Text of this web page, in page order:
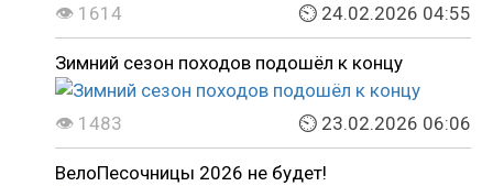
👁 1614 ⏲ 24.02.2026 04:55
Зимний сезон походов подошёл к концу
👁 1483 ⏲ 23.02.2026 06:06
ВелоПесочницы 2026 не будет!